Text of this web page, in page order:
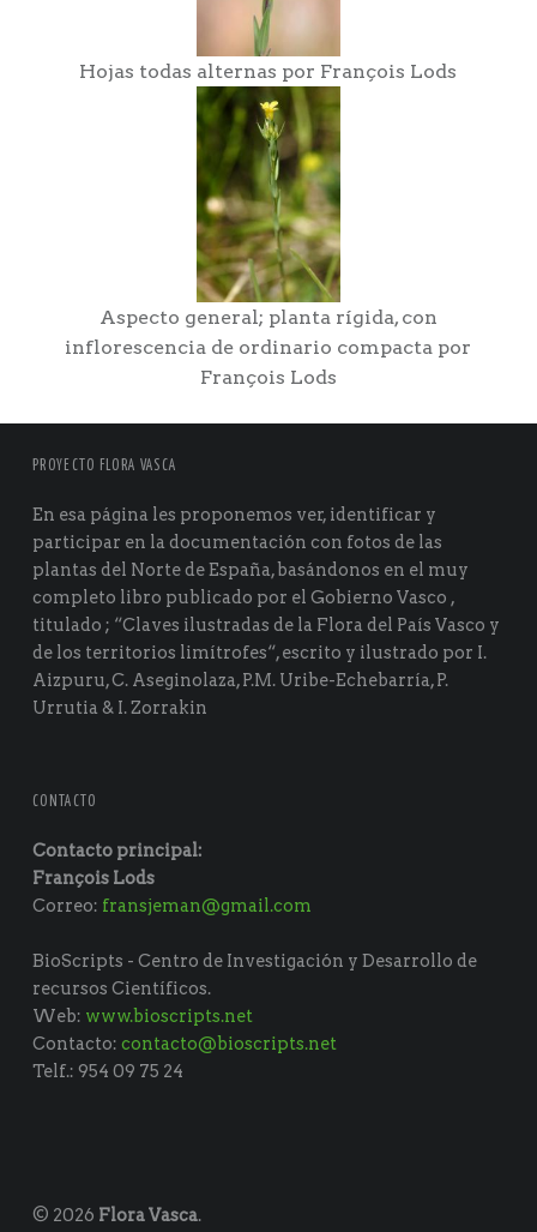
Hojas todas alternas por François Lods
Aspecto general; planta rígida, con
inflorescencia de ordinario compacta por
François Lods
PROYECTO FLORA VASCA
En esa página les proponemos ver, identificar y
participar en la documentación con fotos de las
plantas del Norte de España, basándonos en el muy
completo libro publicado por el Gobierno Vasco ,
titulado ; “Claves ilustradas de la Flora del País Vasco y
de los territorios limítrofes“, escrito y ilustrado por I.
Aizpuru, C. Aseginolaza, P.M. Uribe-Echebarría, P.
Urrutia & I. Zorrakin
CONTACTO
Contacto principal:
François Lods
Correo: fransjeman@gmail.com
BioScripts - Centro de Investigación y Desarrollo de
recursos Científicos.
Web: www.bioscripts.net
Contacto:contacto@bioscripts.net
Telf.: 954 09 75 24
© 2026 Flora Vasca.